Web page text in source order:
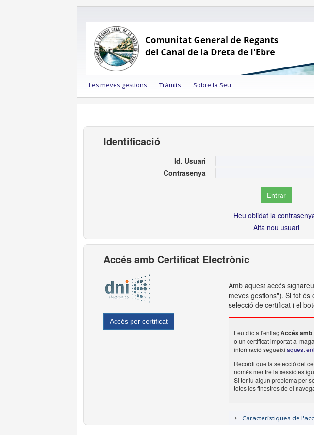
Les meves gestions Tràmits Sobre la Seu
Identificació
Id. Usuari
Contrasenya
Heu oblidat la
Alta nou usuari
Accés amb Certificat Electrònic
Accés per certificat
Amb aquest accés
meves gestions"). Si tot
selecció de certificat i el
Feu clic a l'enllaçAccés
o un certificat importat al
informació segueixi aquest
Recordi que la selecció del
només mentre la sessió
Si teniu algun problema per
totes les finestres de el
Característiques de